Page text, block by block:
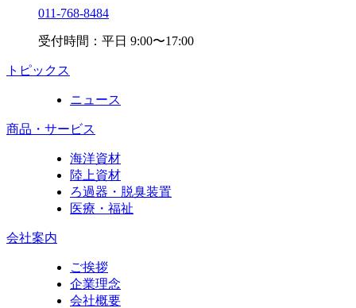
011-768-8484
受付時間：平日 9:00〜17:00
トピックス
ニュース
商品・サービス
海洋資材
陸上資材
ろ過器・脱臭装置
医療・福祉
会社案内
ご挨拶
企業理念
会社概要